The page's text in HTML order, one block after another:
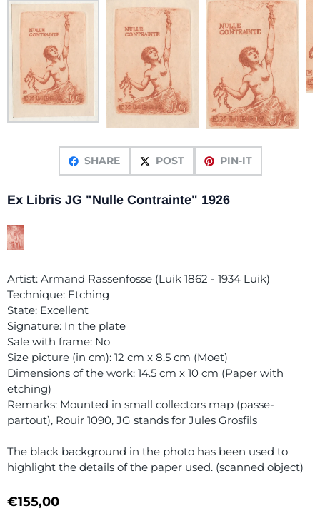
SHARE POST PIN-IT
Ex Libris JG "Nulle Contrainte" 1926
Artist: Armand Rassenfosse (Luik 1862 - 1934 Luik)
Technique: Etching
State: Excellent
Signature: In the plate
Sale with frame: No
Size picture (in cm): 12 cm x 8.5 cm (Moet)
Dimensions of the work: 14.5 cm x 10 cm (Paper with
etching)
Remarks: Mounted in small collectors map (passe-
partout), Rouir 1090, JG stands for Jules Grosfils
The black background in the photo has been used to
highlight the details of the paper used. (scanned object)
€155,00